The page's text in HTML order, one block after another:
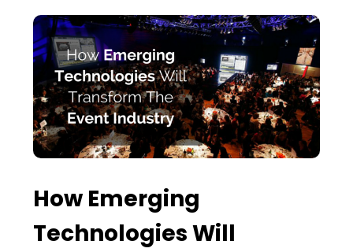
How Emerging
Technologies Will